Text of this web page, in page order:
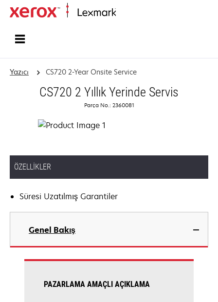
Yazıcı CS720 2-Year Onsite Service
CS720 2 Yıllık Yerinde Servis
Parça No.: 2360081
ÖZELLIKLER
Süresi Uzatılmış Garantiler
Genel Bakış
PAZARLAMA AMAÇLI AÇIKLAMA